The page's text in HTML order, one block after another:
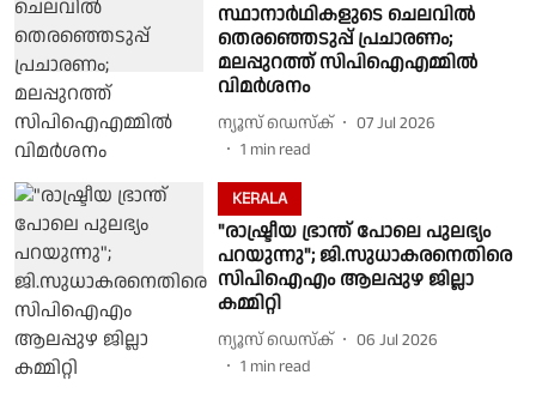
സ്ഥാനാർഥികളുടെ ചെലവിൽ
തെരഞ്ഞെടുപ്പ് പ്രചാരണം;
മലപ്പുറത്ത് സിപിഐഎമ്മിൽ
വിമർശനം
ന്യൂസ് ഡെസ്ക്
07 Jul 2026
1 min read
KERALA
"രാഷ്ട്രീയ ഭ്രാന്ത് പോലെ പുലഭ്യം
പറയുന്നു"; ജി.സുധാകരനെതിരെ
സിപിഐഎം ആലപ്പുഴ ജില്ലാ
കമ്മിറ്റി
ന്യൂസ് ഡെസ്ക്
06 Jul 2026
1 min read